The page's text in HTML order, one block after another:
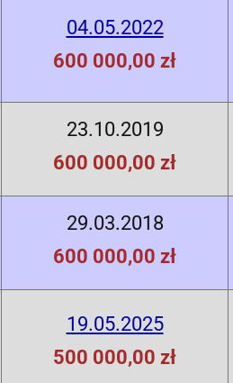
04.05.2022
600 000,00 zł
23.10.2019
600 000,00 zł
29.03.2018
600 000,00 zł
19.05.2025
500 000,00 zł